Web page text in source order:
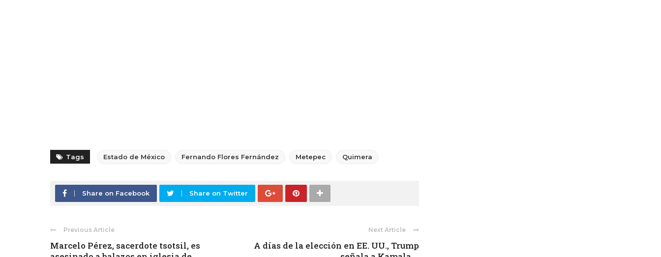
Tags Estado de México Fernando Flores Fernández Metepec Quimera
Share on Facebook Share on Twitter
Previous Article
Marcelo Pérez, sacerdote tsotsil, es
Next Article
A días de la elección en EE. UU., Trump